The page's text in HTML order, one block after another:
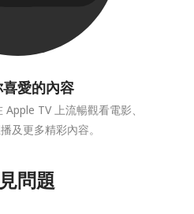
愛的內容
TV 上流暢觀看電影、
及更多精彩內容。
問題